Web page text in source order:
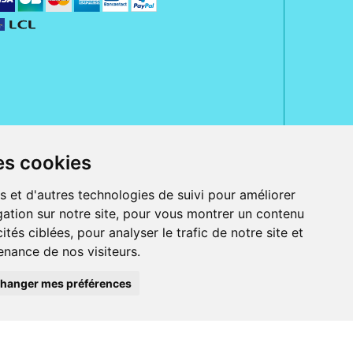
cookies
et d'autres technologies de suivi pour améliorer
sur notre site, pour vous montrer un contenu
ciblées, pour analyser le trafic de notre site et
de nos visiteurs.
mes préférences
Jeanne d' Harcourt, 80300 Albert.
ordonnance.
et iPod touch), ou sur Google Play (pour Androïd 5.0 ou version
Bancontact, PayPal.
beauté et bien-être ainsi que différents services : suivi personnalisé,
la peau, des cheveux...), mesure de la glycémie, perruques.
Pharmactiv réunit près de 1500 adhérents pharmaciens autour d' un
médical sous sa marque BetterLife.